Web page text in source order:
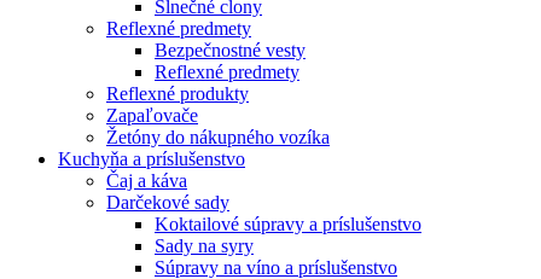
Slnečné clony
Reflexné predmety
Bezpečnostné vesty
Reflexné predmety
Reflexné produkty
Zapaľovače
Žetóny do nákupného vozíka
Kuchyňa a príslušenstvo
Čaj a káva
Darčekové sady
Koktailové súpravy a príslušenstvo
Sady na syry
Súpravy na víno a príslušenstvo